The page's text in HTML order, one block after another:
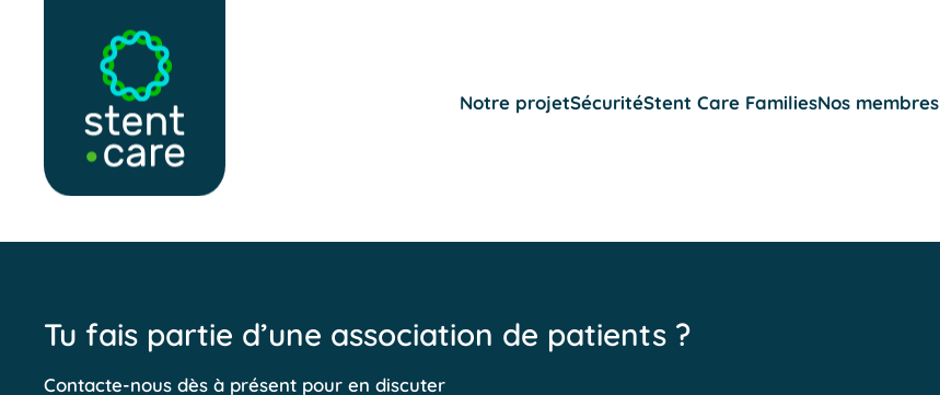
Notre projetSécuritéStent Care FamiliesNos membres
Tu fais partie d’une association de patients ?
Contacte-nous dès à présent pour en discuter